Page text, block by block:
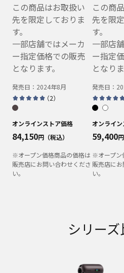
この商品はお取扱い
先を限定しておりま
す。
一部店舗ではメーカ
ー指定価格での販売
となります。
発売日： 2024年8月
（2）
オンラインストア価格
84,150円（税込）
※オープン価格商品の価格は
販売店にお問い合わせくださ
い。
この商
先を限
す。
一部店
ー指定
となりま
発売日：
オンライ
59,400
※オープン
販売店に
い。
シリー